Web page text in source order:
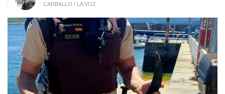
CARBALLO / LA VOZ